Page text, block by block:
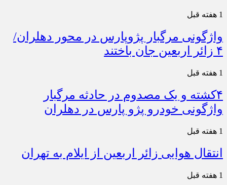
1 هفته قبل
واژگونی مرگبار پژوپارس در محور دهلران/
۴ زائر اربعین جان باختند
1 هفته قبل
۴کشته و یک مصدوم در حادثه مرگبار
واژگونی خودرو پژو پارس در دهلران
1 هفته قبل
انتقال هوایی زائر اربعین از ایلام به تهران
1 هفته قبل